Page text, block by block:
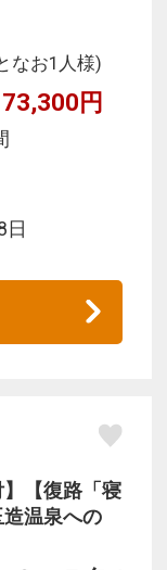
なお1人様)
円
日
】【復路「寝
温泉への